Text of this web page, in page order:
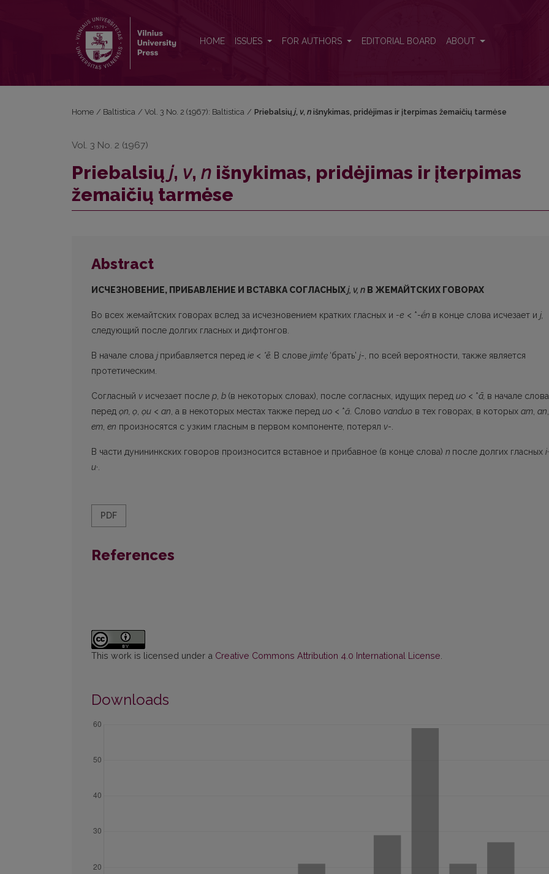
HOME ISSUES FOR AUTHORS EDITORIAL BOARD ABOUT
Home / Baltistica / Vol. 3 No. 2 (1967): Baltistica / Priebalsių j, v, nišnykimas, pridėjimas ir įterpimas žemaičių tarmėse
Vol. 3 No. 2 (1967)
Priebalsių j, v, n išnykimas, pridėjimas ir įterpimas
žemaičių tarmėse
Abstract
ИСЧЕЗНОВЕНИЕ, ПРИБАВЛЕНИЕ И ВСТАВКА СОГЛАСНЫХj, v, n В ЖЕМАЙТСКИХ ГОВОРАХ
Во всех жемайтских говорах вслед за исчезновением кратких гласных и -е < *-ḗn в конце слова исчезает и j,
следующий после долгих гласных и дифтонгов.
В начале слова j прибавляется перед ie < *ē. В слове jimtẹ ‘брать’ j-, по всей вероят­ности, также является
протетическим.
Согласный v исчезает после p, b (в некоторых словах), после согласных, идущих пе­ред ио < *ā, в начале слова
перед ọn, ọ, ọи < аn, а в некоторых местах также перед ио < *ā. Слово vanduo в тех говорах, в которых am, an,
em, en произносятся с узким гласным в пер­вом компоненте, потерял v-.
В части дунининкских говоров произносится вставное и прибавное (в конце слова) n после долгих гласных i·
и·.
PDF
References
This work is licensed under a Creative Commons Attribution 4.0 International License
Downloads